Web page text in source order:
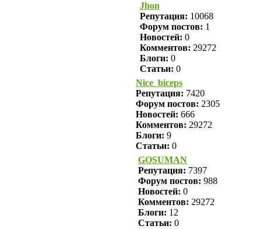
Jhon
Репутация: 10068
Форум постов: 1
Новостей: 0
Комментов: 29272
Блоги: 0
Статьи: 0
Nice_biceps
Репутация: 7420
Форум постов: 2305
Новостей: 666
Комментов: 29272
Блоги: 9
Статьи: 0
GOSUMAN
Репутация: 7397
Форум постов: 988
Новостей: 0
Комментов: 29272
Блоги: 12
Статьи: 0